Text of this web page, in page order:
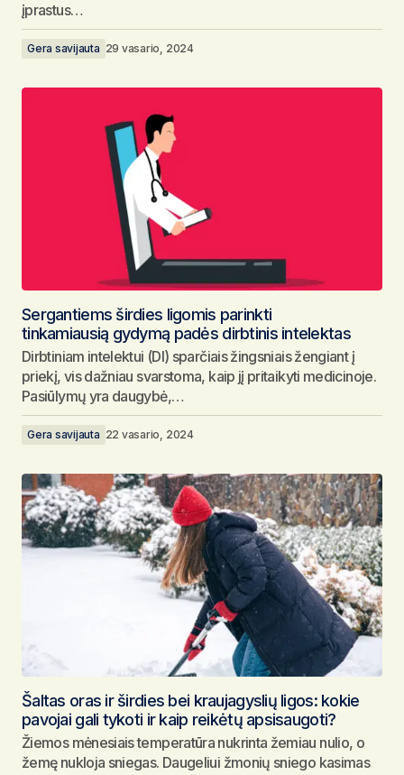
įprastus…
Gera savijauta 29 vasario, 2024
Sergantiems širdies ligomis parinkti
tinkamiausią gydymą padės dirbtinis intelektas
Dirbtiniam intelektui (DI) sparčiais žingsniais žengiant į
priekį, vis dažniau svarstoma, kaip jį pritaikyti medicinoje.
Pasiūlymų yra daugybė,…
Gera savijauta 22 vasario, 2024
Šaltas oras ir širdies bei kraujagyslių ligos: kokie
pavojai gali tykoti ir kaip reikėtų apsisaugoti?
Žiemos mėnesiais temperatūra nukrinta žemiau nulio, o
žemę nukloja sniegas. Daugeliui žmonių sniego kasimas